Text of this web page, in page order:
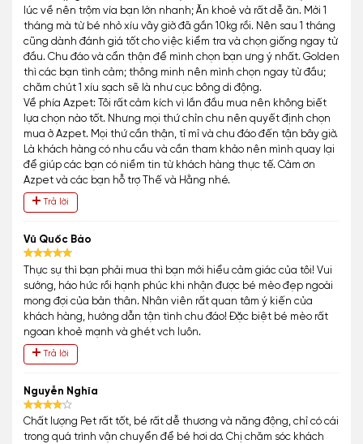
lúc về nên trộm vía bạn lớn nhanh; Ăn khoẻ và rất dễ ăn. Mới 1
tháng mà từ bé nhỏ xíu vây giờ đã gần 10kg rồi. Nên sau 1 tháng
cũng dành đánh giá tốt cho việc kiểm tra và chọn giống ngay từ
đầu. Chu đáo và cẩn thận để mình chọn bạn ưng ý nhất. Golden
thì các bạn tình cảm; thông minh nên mình chọn ngay từ đầu;
chăm chút 1 xíu sạch sẽ là như cục bông di động.
Về phía Azpet: Tôi rất cảm kích vì lần đầu mua nên không biết
lựa chọn nào tốt. Nhưng mọi thứ chỉn chu nên quyết định chọn
mua ở Azpet. Mọi thứ cần thận, tỉ mỉ và chu đáo đến tận bây giờ.
Là khách hàng có nhu cầu và cần tham khảo nên mình quay lại
để giúp các bạn có niềm tin từ khách hàng thực tế. Cảm ơn
Azpet và các bạn hỗ trợ Thế và Hằng nhé.
Trả lời
Vũ Quốc Bảo
Thực sự thì bạn phải mua thì bạn mới hiểu cảm giác của tôi! Vui
sướng, háo hức rồi hạnh phúc khi nhận được bé mèo đẹp ngoài
mong đợi của bản thân. Nhân viên rất quan tâm ý kiến của
khách hàng, hướng dẫn tận tình chu đáo! Đặc biệt bé mèo rất
ngoan khoẻ mạnh và ghét vch luôn.
Trả lời
Nguyễn Nghĩa
Chất lượng Pet rất tốt, bé rất dễ thương và năng động, chỉ có cái
trong quá trình vận chuyển để bé hơi dơ. Chị chăm sóc khách